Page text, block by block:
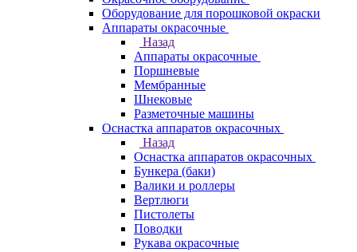
Оборудование для порошковой окраски
Аппараты окрасочные
Назад
Аппараты окрасочные
Поршневые
Мембранные
Шнековые
Разметочные машины
Оснастка аппаратов окрасочных
Назад
Оснастка аппаратов окрасочных
Бункера (баки)
Валики и роллеры
Вертлюги
Пистолеты
Поводки
Рукава окрасочные